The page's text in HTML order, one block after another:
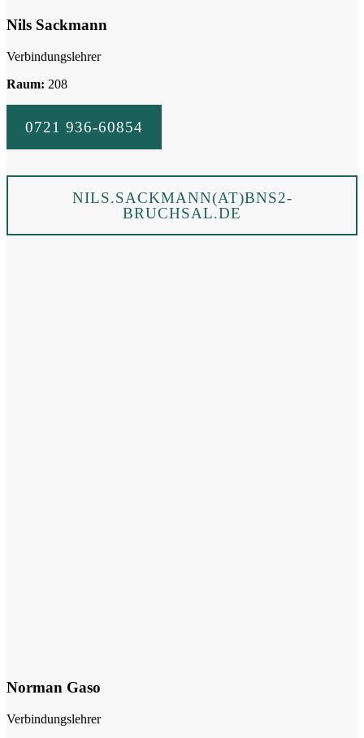
Nils Sackmann
Verbindungslehrer
Raum: 208
0721 936-60854
NILS.SACKMANN(AT)BNS2-
BRUCHSAL.DE
Norman Gaso
Verbindungslehrer